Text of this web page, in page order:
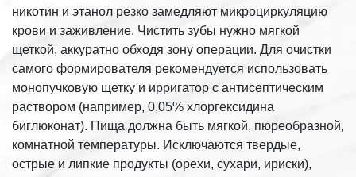
никотин и этанол резко замедляют микроциркуляцию
крови и заживление. Чистить зубы нужно мягкой
щеткой, аккуратно обходя зону операции. Для очистки
самого формирователя рекомендуется использовать
монопучковую щетку и ирригатор с антисептическим
раствором (например, 0,05% хлоргексидина
биглюконат). Пища должна быть мягкой, пюреобразной,
комнатной температуры. Исключаются твердые,
острые и липкие продукты (орехи, сухари, ириски),